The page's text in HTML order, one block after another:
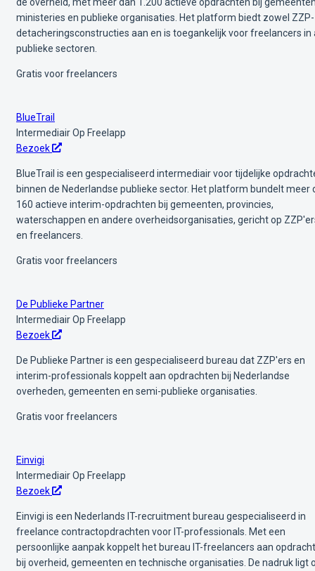
ministeries en publieke organisaties. Het platform biedt zowel
detacheringsconstructies aan en is toegankelijk voor freelancers in
publieke sectoren.
Gratis voor freelancers
BlueTrail
IntermediairOp Freelapp
Bezoek
BlueTrail is een gespecialiseerd intermediair voor tijdelijke
binnen de Nederlandse publieke sector. Het platform bundelt meer
160 actieve interim-opdrachten bij gemeenten, provincies,
waterschappen en andere overheidsorganisaties, gericht op
en freelancers.
Gratis voor freelancers
De Publieke Partner
IntermediairOp Freelapp
Bezoek
De Publieke Partner is een gespecialiseerd bureau dat ZZP'ers en
interim-professionals koppelt aan opdrachten bij Nederlandse
overheden, gemeenten en semi-publieke organisaties.
Gratis voor freelancers
Einvigi
IntermediairOp Freelapp
Bezoek
Einvigi is een Nederlands IT-recruitment bureau gespecialiseerd in
freelance contractopdrachten voor IT-professionals. Met een
persoonlijke aanpak koppelt het bureau IT-freelancers aan
bij overheid, gemeenten en technische organisaties. De nadruk ligt